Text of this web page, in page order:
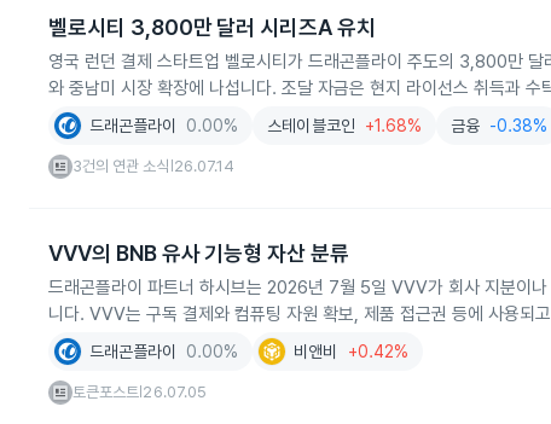
벨로시티 3,800만 달러 시리즈A 유치
영국 런던 결제 스타트업 벨로시티가 드래곤플라이 주도의 3,800만
와 중남미 시장 확장에 나섭니다. 조달 자금은 현지 라이선스 취득과 수
드래곤플라이 0.00% 스테이블코인 +1.68% 금융 -0.38%
3건의 연관 소식 26.07.14
VVV의 BNB 유사 기능형 자산 분류
드래곤플라이 파트너 하시브는 2026년 7월 5일 VVV가 회사 지분이
니다. VVV는 구독 결제와 컴퓨팅 자원 확보, 제품 접근권 등에 사용되
드래곤플라이 0.00% 비앤비 +0.42%
토큰포스트 26.07.05